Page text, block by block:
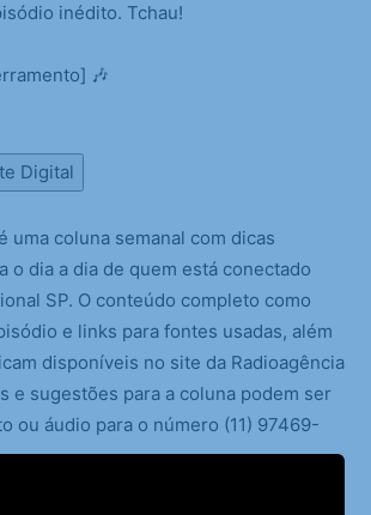
inédito. Tchau!
🎶
Digital
uma coluna semanal com dicas
o dia a dia de quem está conectado
SP. O conteúdo completo como
e links para fontes usadas, além
disponíveis no site da Radioagência
e sugestões para a coluna podem ser
ou áudio para o número (11) 97469-